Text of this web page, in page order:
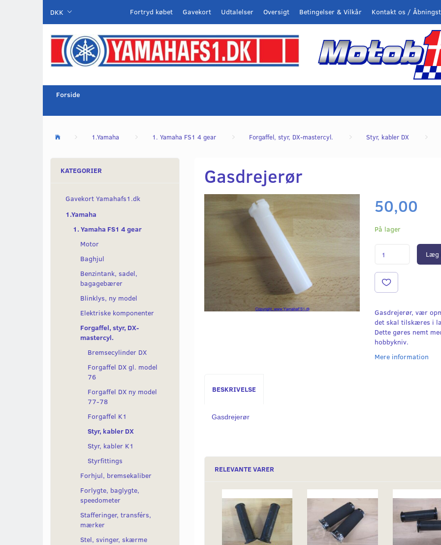
DKK Kontakt os /
Betingelser & Vilkår
Oversigt
Udtalelser
Gavekort
Fortryd købet
Forside
1.Yamaha 1. Yamaha FS1 4 gear Forgaffel, styr, DX-mastercyl. Styr, kabler DX
KATEGORIER
Gavekort Yamahafs1.dk
1.Yamaha
1. Yamaha FS1 4 gear
Motor
Baghjul
Benzintank, sadel,
bagagebærer
Blinklys, ny model
Elektriske komponenter
Forgaffel, styr, DX-
mastercyl.
Bremsecylinder DX
Forgaffel DX gl. model
76
Forgaffel DX ny model
77-78
Forgaffel K1
Styr, kabler DX
Styr, kabler K1
Styrfittings
Forhjul, bremsekaliber
Forlygte, baglygte,
speedometer
Stafferinger, transférs,
mærker
Stel, svinger, skærme
Gasdrejerør
50,00
På lager
Læg
Gasdrejerør, vær
det skal tilskæres i
Dette gøres nemt
hobbykniv.
Mere information
BESKRIVELSE
Gasdrejerør
RELEVANTE VARER